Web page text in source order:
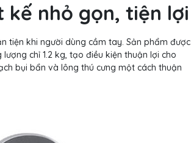
kế nhỏ gọn, tiện lợi
tiện khi người dùng cầm tay. Sản phẩm được
chỉ 1.2 kg, tạo điều kiện thuận lợi cho
bụi bẩn và lông thú cưng một cách thuận